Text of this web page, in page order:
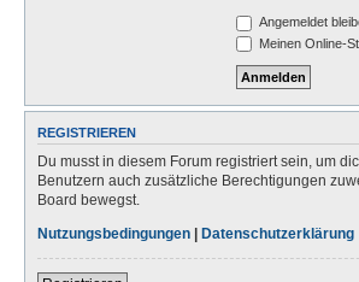
Angemeldet
Meinen Online-
REGISTRIEREN
Du musst in diesem Forum registriert sein, um
Benutzern auch zusätzliche Berechtigungen
Board bewegst.
Nutzungsbedingungen | Datenschutzerklärung